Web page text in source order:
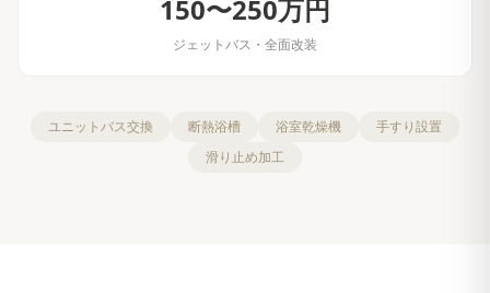
150〜250万円
ジェットバス・全面改装
ユニットバス交換 断熱浴槽 浴室乾燥機
手すり設置
滑り止め加工